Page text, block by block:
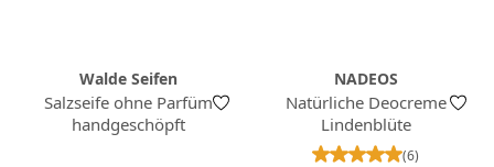
Walde Seifen
Salzseife ohne Parfüm
handgeschöpft
NADEOS
Natürliche Deocreme
Lindenblüte
(6)